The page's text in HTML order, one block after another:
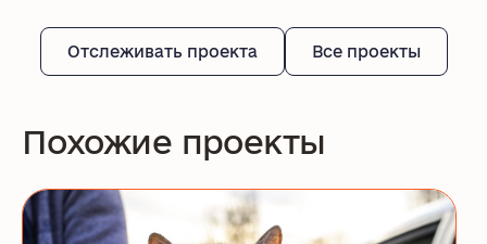
Отслеживать проекта Все проекты
Похожие проекты